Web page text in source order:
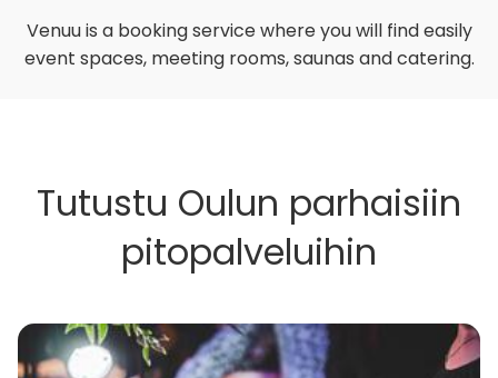
Venuu is a booking service where you will find easily
event spaces, meeting rooms, saunas and catering.
Tutustu Oulun parhaisiin
pitopalveluihin